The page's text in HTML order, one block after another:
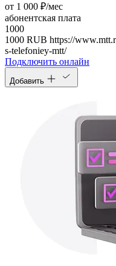
от 1 000 ₽/мес
абонентская плата
1000
1000 RUB https://
s-telefoniey-mtt/
Подключить онлайн
Добавить